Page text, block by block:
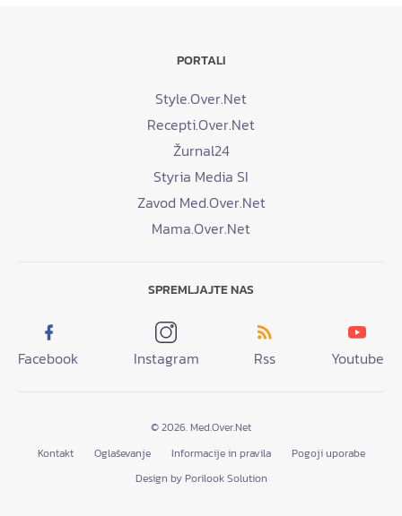
PORTALI
Style.Over.Net
Recepti.Over.Net
Žurnal24
Styria Media SI
Zavod Med.Over.Net
Mama.Over.Net
SPREMLJAJTE NAS
Facebook Instagram Rss Youtube
© 2026. Med.Over.Net
Kontakt
Oglaševanje Informacije in pravila
Pogoji uporabe
Design by Porilook Solution